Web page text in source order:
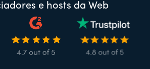
e hosts da Web